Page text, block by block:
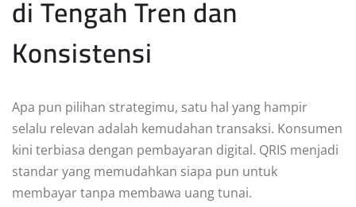
di Tengah Tren dan
Konsistensi
Apa pun pilihan strategimu, satu hal yang hampir
selalu relevan adalah kemudahan transaksi. Konsumen
kini terbiasa dengan pembayaran digital. QRIS menjadi
standar yang memudahkan siapa pun untuk
membayar tanpa membawa uang tunai.